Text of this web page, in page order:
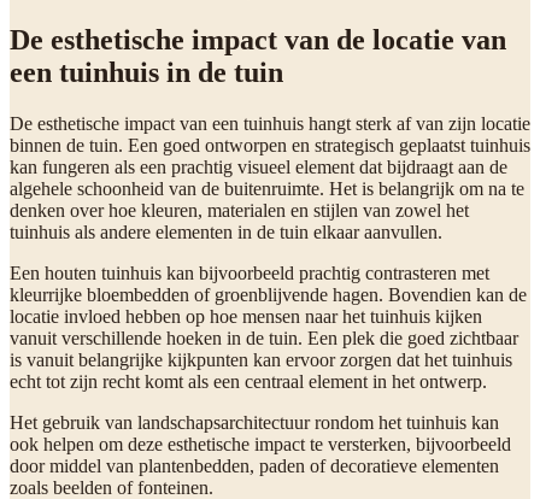
De esthetische impact van de locatie van
een tuinhuis in de tuin
De esthetische impact van een tuinhuis hangt sterk af van zijn locatie
binnen de tuin. Een goed ontworpen en strategisch geplaatst tuinhuis
kan fungeren als een prachtig visueel element dat bijdraagt aan de
algehele schoonheid van de buitenruimte. Het is belangrijk om na te
denken over hoe kleuren, materialen en stijlen van zowel het
tuinhuis als andere elementen in de tuin elkaar aanvullen.
Een houten tuinhuis kan bijvoorbeeld prachtig contrasteren met
kleurrijke bloembedden of groenblijvende hagen. Bovendien kan de
locatie invloed hebben op hoe mensen naar het tuinhuis kijken
vanuit verschillende hoeken in de tuin. Een plek die goed zichtbaar
is vanuit belangrijke kijkpunten kan ervoor zorgen dat het tuinhuis
echt tot zijn recht komt als een centraal element in het ontwerp.
Het gebruik van landschapsarchitectuur rondom het tuinhuis kan
ook helpen om deze esthetische impact te versterken, bijvoorbeeld
door middel van plantenbedden, paden of decoratieve elementen
zoals beelden of fonteinen.